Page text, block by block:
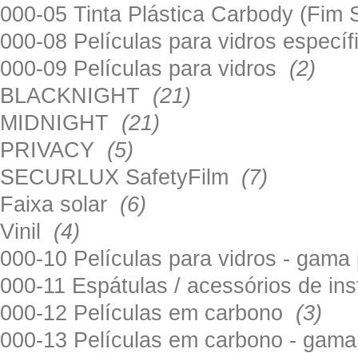
000-05 Tinta Plástica Carbody
000-08 Películas para vidros
000-09 Películas para vidros (2)
BLACKNIGHT (21)
MIDNIGHT (21)
PRIVACY (5)
SECURLUX SafetyFilm (7)
Faixa solar (6)
Vinil (4)
000-10 Películas para vidros -
000-11 Espátulas / acessórios de
000-12 Películas em carbono (3)
000-13 Películas em carbono -